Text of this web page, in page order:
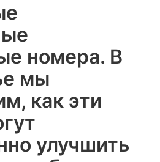
номера. В
мы
как эти
улучшить